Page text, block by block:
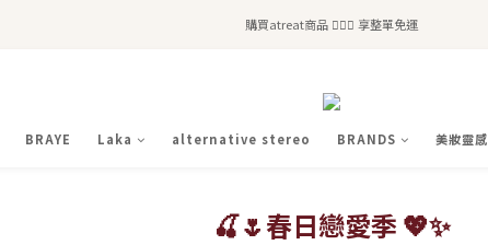
全站滿$2,500免運｜6/30前 含新品滿$1,300超取免運
購買atreat商品 💆🏻‍♀️ 享整單免運
BRAYE Laka alternative stereo BRANDS 美妝靈感
🍒🌷春日戀愛季 💖✨